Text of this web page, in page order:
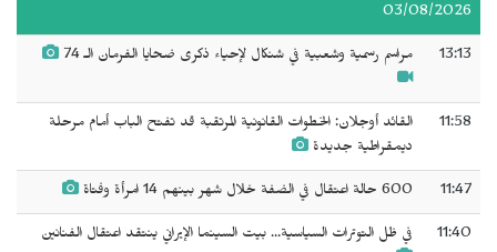
03/08/2026
13:13 مراسم رسمية وشعبية في شنكال لإحياء ذكرى ضحايا الفرمان الـ 74
11:58
القائد أوجلان: الخطوات القانونية المرتقبة قد تفتح الباب أمام مرحلة
ديمقراطية جديدة
11:47 600 حالة اعتقال في الضفة خلال شهر بينهم 14 امرأة وفتاة
11:40 في ظل التوترات السياسية... بيت السينما الإيراني ينتقد اعتقال الفنانين